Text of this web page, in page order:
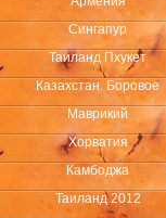
Сингапур
Таиланд Пхукет
Казахстан. Боровое
Маврикий
Хорватия
Камбоджа
Таиланд 2012